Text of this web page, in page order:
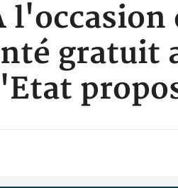
gratuit